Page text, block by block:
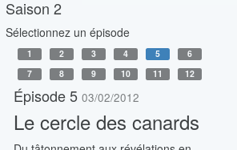
Saison 2
Sélectionnez un épisode
1 2 3 4 5
6
7
8 9 10 11 12
Épisode 503/02/2012
Le cercle des canards